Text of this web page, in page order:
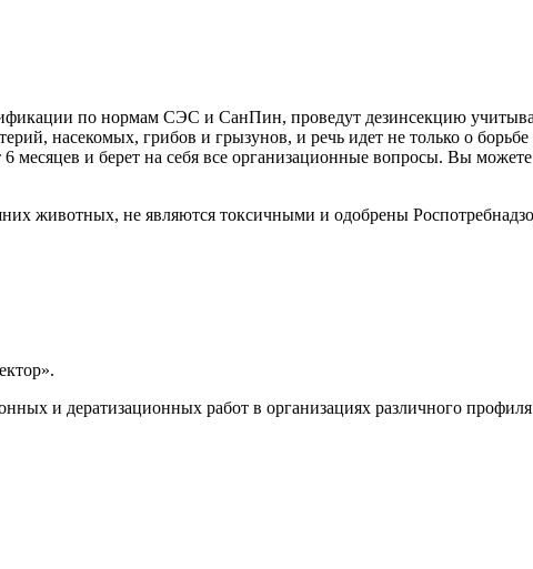
по нормам СЭС и СанПин, проведут дезинсекцию
насекомых, грибов и грызунов, и речь идет не только о
и берет на себя все организационные вопросы. Вы
животных, не являются токсичными и одобрены
и дератизационных работ в организациях различного